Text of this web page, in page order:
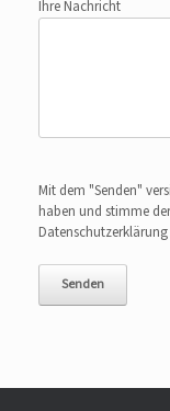
Ihre Nachricht
Mit dem "Senden"
haben und stimme
Datenschutzerklärung